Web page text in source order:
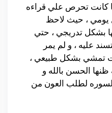
كانت تحرص علي قراءه
يومي ، حيث لاحظ
بشكل تدريجي ، حتي
عليه ، و لم يمر
تمشي بشكل طبيعي ،
الحسن بالله و
لطلب العون من